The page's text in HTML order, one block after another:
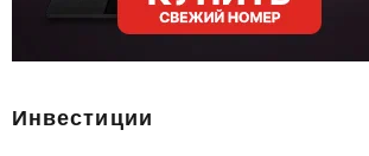
Инвестиции